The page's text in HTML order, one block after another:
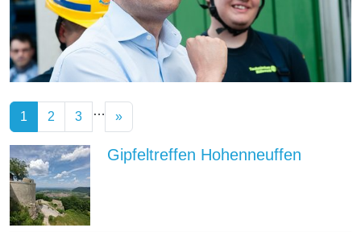
1 2 3 … »
Gipfeltreffen Hohenneuffen